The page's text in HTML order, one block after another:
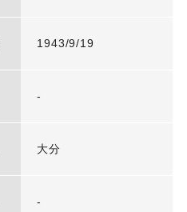
1943/9/19
-
大分
-